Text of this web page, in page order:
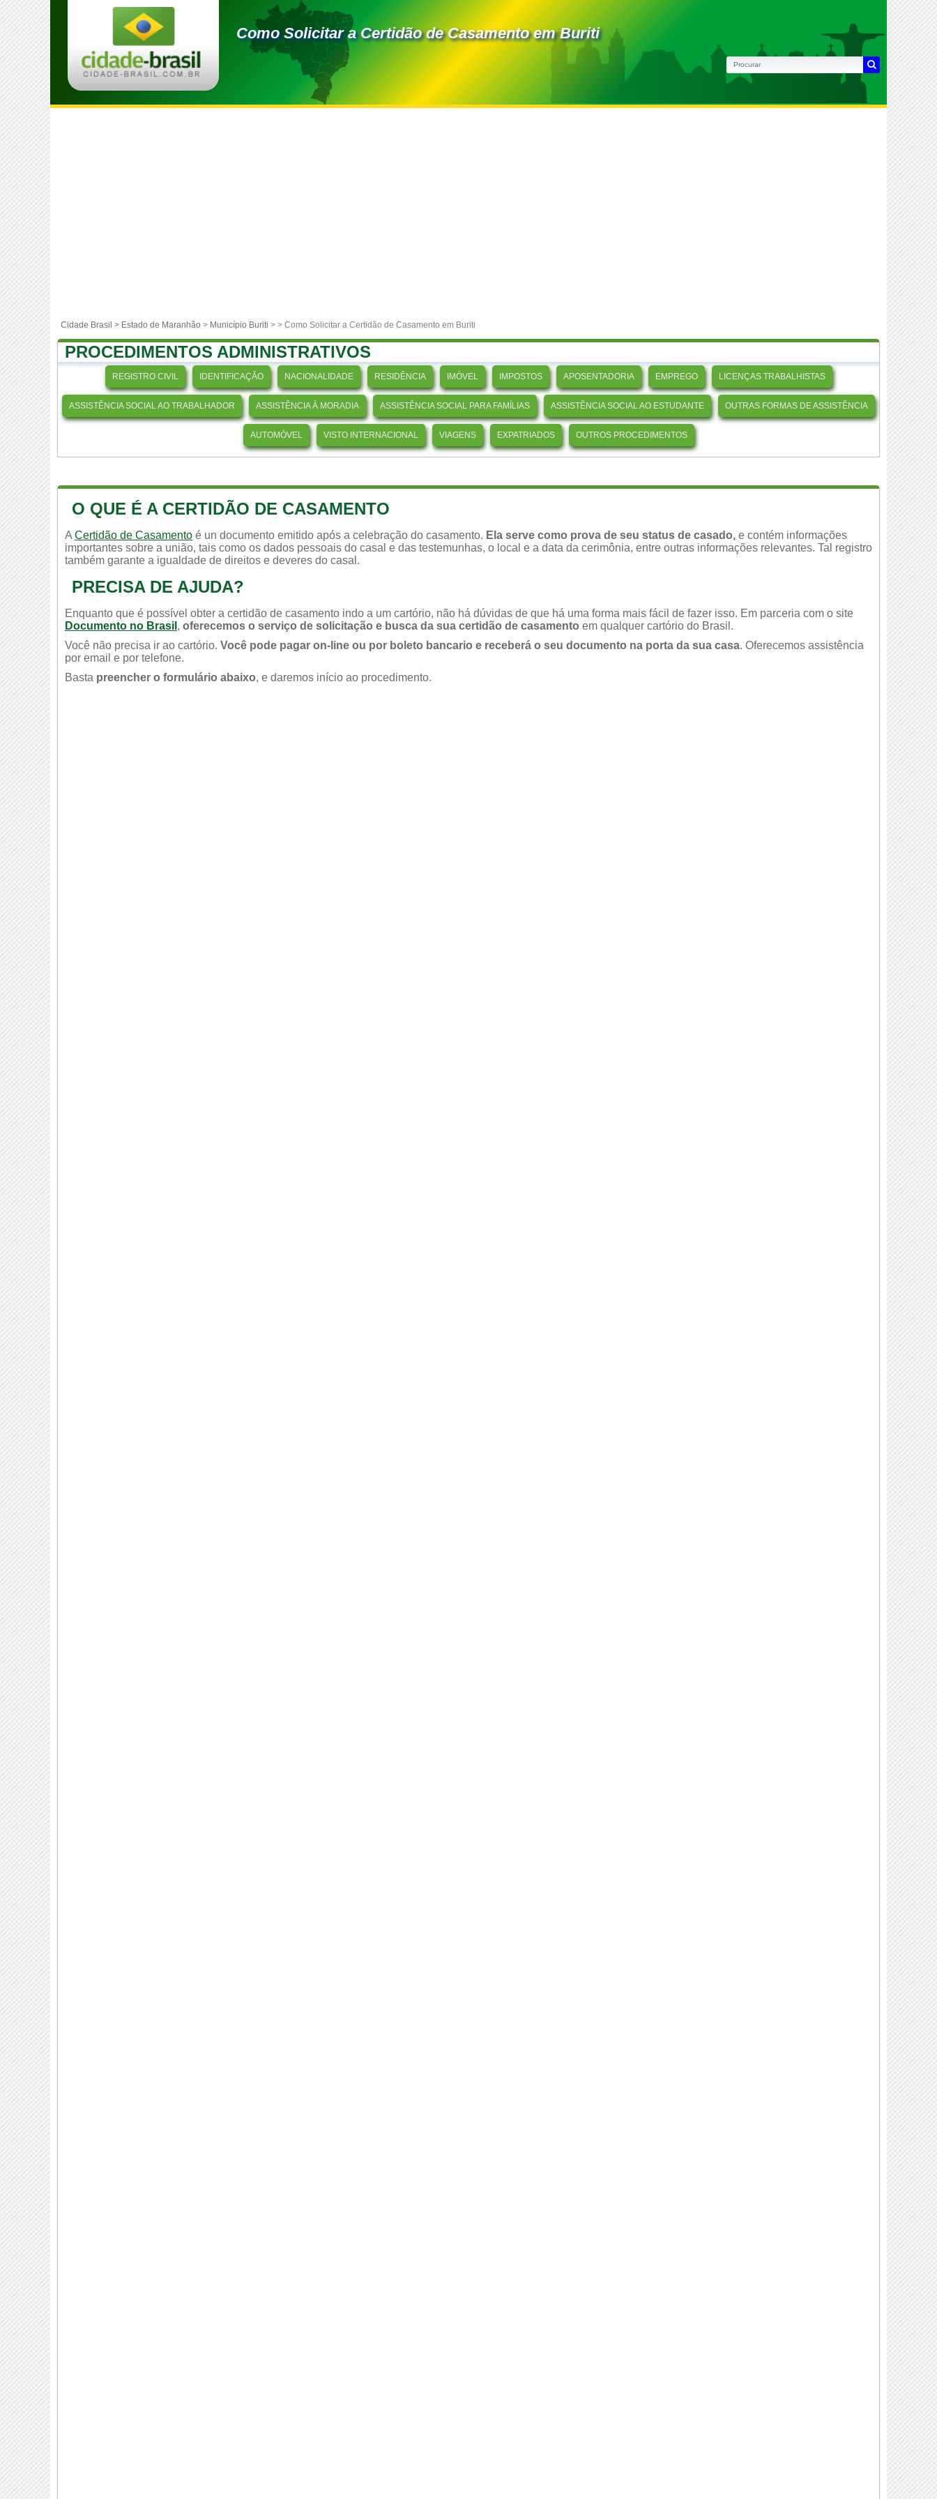
Como Solicitar a Certidão de Casamento em Buriti
Cidade Brasil > Estado de Maranhão > Município Buriti > > Como Solicitar a Certidão de Casamento em Buriti
PROCEDIMENTOS ADMINISTRATIVOS
REGISTRO CIVIL IDENTIFICAÇÃO NACIONALIDADE RESIDÊNCIA IMÓVEL IMPOSTOS APOSENTADORIA EMPREGO LICENÇAS TRABALHISTAS
ASSISTÊNCIA SOCIAL AO TRABALHADOR ASSISTÊNCIA À MORADIA ASSISTÊNCIA SOCIAL PARA FAMÍLIAS ASSISTÊNCIA SOCIAL AO ESTUDANTE OUTRAS FORMAS DE ASSISTÊNCIA
AUTOMÓVEL VISTO INTERNACIONAL VIAGENS EXPATRIADOS OUTROS PROCEDIMENTOS
O QUE É A CERTIDÃO DE CASAMENTO
A Certidão de Casamento é un documento emitido após a celebração do casamento. Ela serve como prova de seu status de casado, e contém informações
importantes sobre a união, tais como os dados pessoais do casal e das testemunhas, o local e a data da cerimônia, entre outras informações relevantes. Tal registro
também garante a igualdade de direitos e deveres do casal.
PRECISA DE AJUDA?
Enquanto que é possível obter a certidão de casamento indo a um cartório, não há dúvidas de que há uma forma mais fácil de fazer isso. Em parceria com o site
Documento no Brasil , oferecemos o serviço de solicitação e busca da sua certidão de casamento em qualquer cartório do Brasil.
Você não precisa ir ao cartório. Você pode pagar on-line ou por boleto bancario e receberá o seu documento na porta da sua casa. Oferecemos assistência
por email e por telefone.
Basta preencher o formulário abaixo, e daremos início ao procedimento.